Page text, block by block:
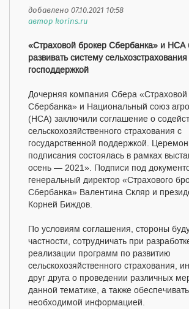
добавлено 07.10.2021 10:58
автор korins.ru
«Страховой брокер Сбербанка» и НСА
развивать систему сельхозстрахования
господдержкой
Дочерняя компания Сбера «Страховой
Сбербанка» и Национальный союз
(НСА) заключили соглашение о
сельскохозяйственного страхования с
государственной поддержкой.
подписания состоялась в рамках
осень — 2021». Подписи под
генеральный директор «Страхового
Сбербанка» Валентина Скляр и
Корней Биждов.
По условиям соглашения, стороны
частности, сотрудничать при
реализации программ по развитию
сельскохозяйственного страхования,
друг друга о проведении различных
данной тематике, а также
необходимой информацией.